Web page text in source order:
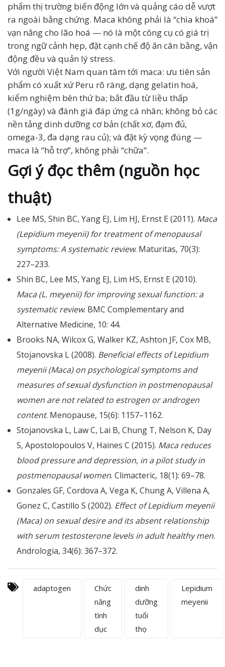
phẩm thị trường biến động lớn và quảng cáo dễ vượt
ra ngoài bằng chứng. Maca không phải là “chìa khoá”
vạn năng cho lão hoá — nó là một công cụ có giá trị
trong ngữ cảnh hẹp, đặt cạnh chế độ ăn cân bằng, vận
động đều và quản lý stress.
Với người Việt Nam quan tâm tới maca: ưu tiên sản
phẩm có xuất xứ Peru rõ ràng, dạng gelatin hoá,
kiểm nghiệm bên thứ ba; bắt đầu từ liều thấp
(1g/ngày) và đánh giá đáp ứng cá nhân; không bỏ các
nền tảng dinh dưỡng cơ bản (chất xơ, đạm đủ,
omega-3, đa dạng rau củ); và đặt kỳ vọng đúng —
maca là “hỗ trợ”, không phải “chữa”.
Gợi ý đọc thêm (nguồn học
thuật)
Lee MS, Shin BC, Yang EJ, Lim HJ, Ernst E (2011). Maca
(Lepidium meyenii) for treatment of menopausal
symptoms: A systematic review. Maturitas, 70(3):
227–233.
Shin BC, Lee MS, Yang EJ, Lim HS, Ernst E (2010).
Maca (L. meyenii) for improving sexual function: a
systematic review. BMC Complementary and
Alternative Medicine, 10: 44.
Brooks NA, Wilcox G, Walker KZ, Ashton JF, Cox MB,
Stojanovska L (2008). Beneficial effects of Lepidium
meyenii (Maca) on psychological symptoms and
measures of sexual dysfunction in postmenopausal
women are not related to estrogen or androgen
content. Menopause, 15(6): 1157–1162.
Stojanovska L, Law C, Lai B, Chung T, Nelson K, Day
S, Apostolopoulos V, Haines C (2015). Maca reduces
blood pressure and depression, in a pilot study in
postmenopausal women. Climacteric, 18(1): 69–78.
Gonzales GF, Cordova A, Vega K, Chung A, Villena A,
Gonez C, Castillo S (2002). Effect of Lepidium meyenii
(Maca) on sexual desire and its absent relationship
with serum testosterone levels in adult healthy men.
Andrologia, 34(6): 367–372.
adaptogen
Chức
năng
tình
dục
dinh
dưỡng
tuổi
thọ
Lepidium
meyenii